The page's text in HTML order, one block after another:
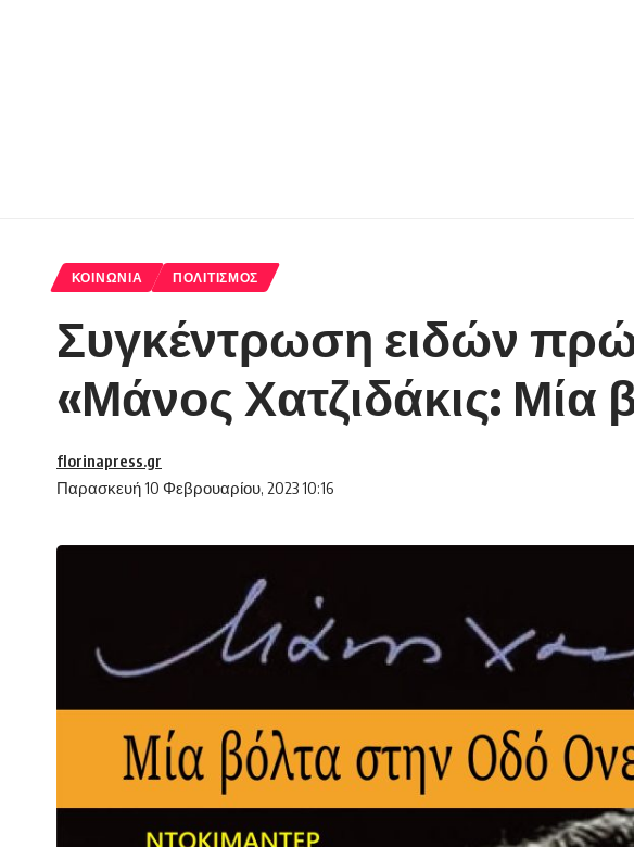
ΚΟΙΝΩΝΊΑ ΠΟΛΙΤΙΣΜΌΣ
Συγκέντρωση ειδών
«Μάνος Χατζιδάκις:
Παρασκευή 10 Φεβρουαρίου, 2023 10:16
florinapress.gr